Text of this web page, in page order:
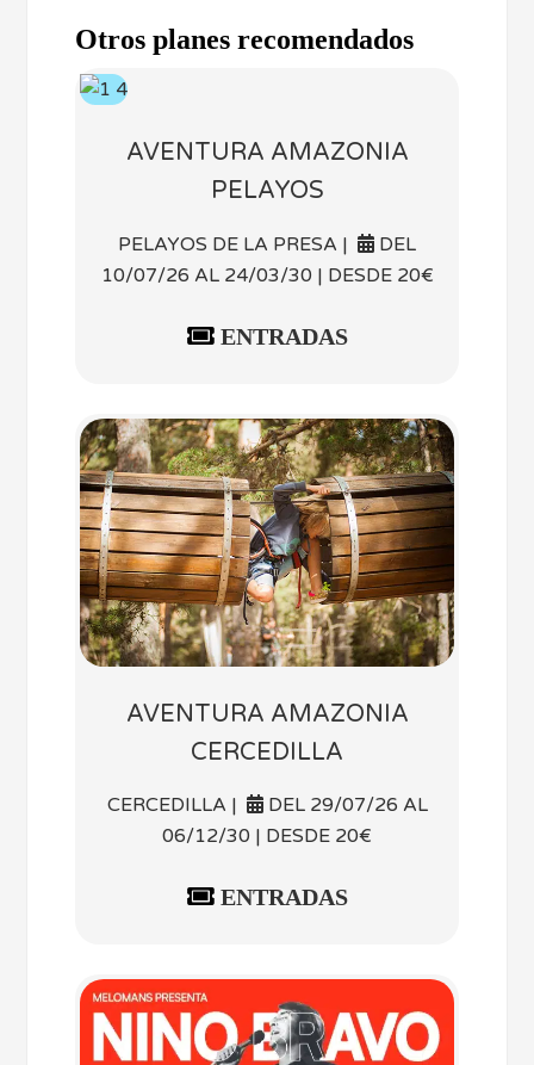
Otros planes recomendados
AVENTURA AMAZONIA
PELAYOS
PELAYOS DE LA PRESA |
DEL
10/07/26 AL 24/03/30 | DESDE 20€
ENTRADAS
AVENTURA AMAZONIA
CERCEDILLA
CERCEDILLA |
DEL 29/07/26 AL
06/12/30 | DESDE 20€
ENTRADAS